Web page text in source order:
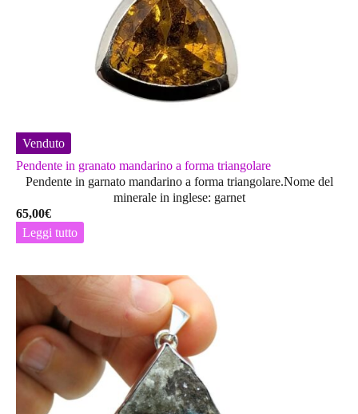
Venduto
Pendente in granato mandarino a forma triangolare
Pendente in garnato mandarino a forma triangolare.Nome del
minerale in inglese: garnet
65,00€
Leggi tutto